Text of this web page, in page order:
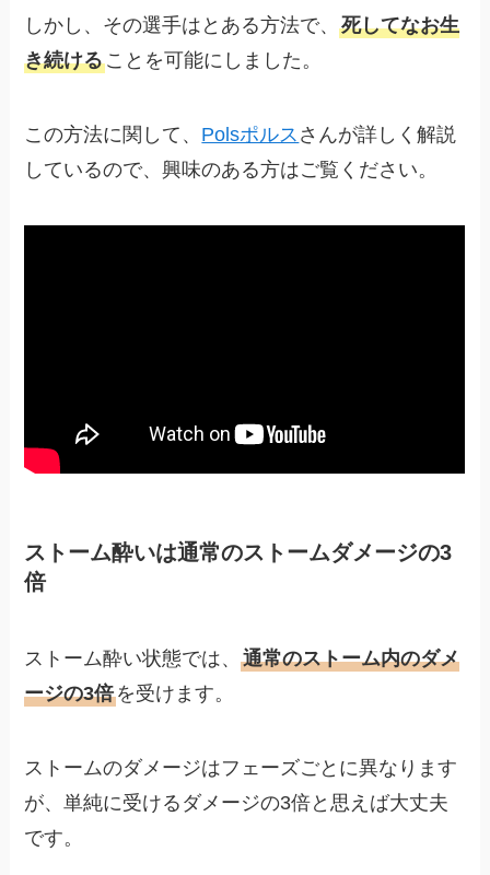
しかし、その選手はとある方法で、死してなお生
き続けることを可能にしました。
この方法に関して、 Polsポルス さんが詳しく解説
しているので、興味のある方はご覧ください。
ストーム酔いは通常のストームダメージの3
倍
ストーム酔い状態では、通常のストーム内のダメ
ージの3倍を受けます。
ストームのダメージはフェーズごとに異なります
が、単純に受けるダメージの3倍と思えば大丈夫
です。